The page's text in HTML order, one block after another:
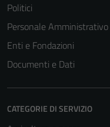
Politici
Personale Amministrativo
Enti e Fondazioni
Documenti e Dati
CATEGORIE DI SERVIZIO